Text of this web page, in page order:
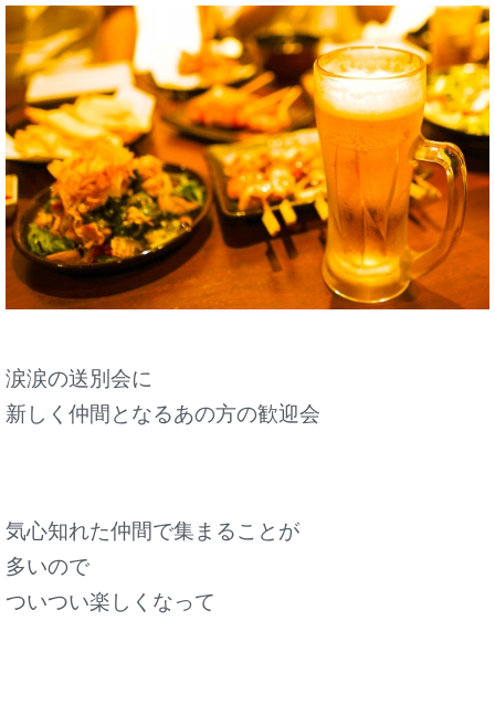
涙涙の送別会に
新しく仲間となるあの方の歓迎会
気心知れた仲間で集まることが
多いので
ついつい楽しくなって